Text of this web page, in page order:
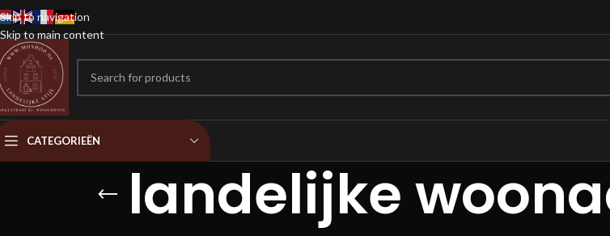
Skip to navigation
Skip to main content
CATEGORIEËN
landelijke